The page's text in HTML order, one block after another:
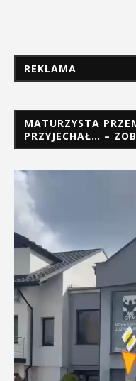
REKLAMA
MATURZYSTA
PRZYJECHAŁ… –
Odtwarzacz